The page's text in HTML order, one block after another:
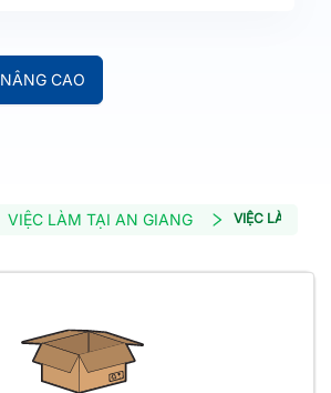
NÂNG CAO
VIỆC LÀM TẠI AN GIANG VIỆC LÀM IT